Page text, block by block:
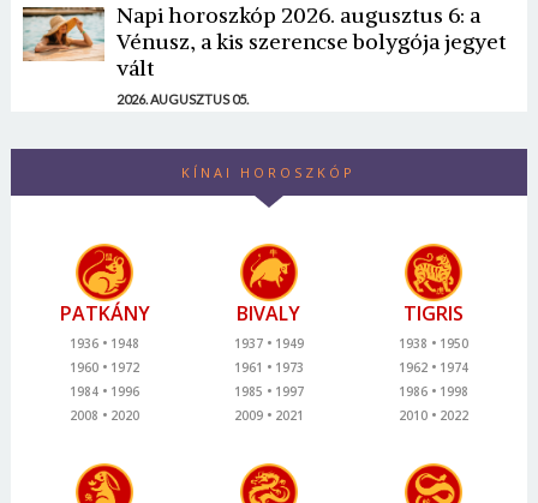
Napi horoszkóp 2026. augusztus 6: a
Vénusz, a kis szerencse bolygója jegyet
vált
2026. AUGUSZTUS 05.
KÍNAI HOROSZKÓP
PATKÁNY
1936
1948
1960
1972
1984
1996
2008
2020
BIVALY
1937
1949
1961
1973
1985
1997
2009
2021
TIGRIS
1938
1950
1962
1974
1986
1998
2010
2022